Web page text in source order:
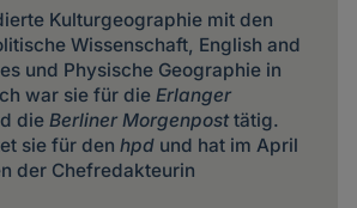
Kulturgeographie mit den
Wissenschaft, English and
und Physische Geographie in
war sie für die Erlanger
die Berliner Morgenposttätig.
sie für den hpdund hat im April
der Chefredakteurin